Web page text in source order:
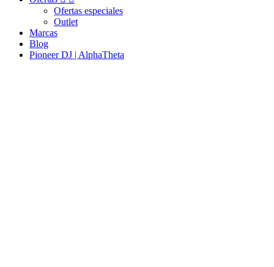
Ofertas especiales
Outlet
Marcas
Blog
Pioneer DJ | AlphaTheta